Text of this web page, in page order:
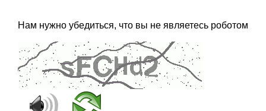
Нам нужно убедиться, что вы не являетесь роботом